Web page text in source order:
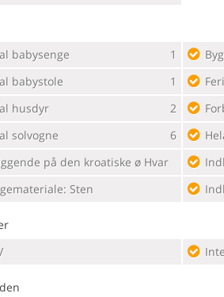
babysenge
1
babystole
1
husdyr
2
solvogne
6
på den kroatiske ø Hvar
Sten